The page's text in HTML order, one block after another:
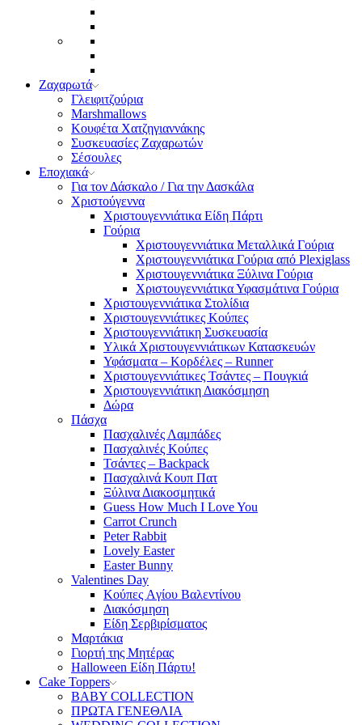
Ζαχαρωτά
Γλειφιτζούρια
Marshmallows
Κουφέτα Χατζηγιαννάκης
Συσκευασίες Ζαχαρωτών
Σέσουλες
Εποχιακά
Για τον Δάσκαλο / Για την Δασκάλα
Χριστούγεννα
Χριστουγεννιάτικα Είδη Πάρτι
Γούρια
Χριστουγεννιάτικα Μεταλλικά Γούρια
Χριστουγεννιάτικα Γούρια από Plexiglass
Χριστουγεννιάτικα Ξύλινα Γούρια
Χριστουγεννιάτικα Υφασμάτινα Γούρια
Χριστουγεννιάτικα Στολίδια
Χριστουγεννιάτικες Κούπες
Χριστουγεννιάτικη Συσκευασία
Υλικά Χριστουγεννιάτικων Κατασκευών
Υφάσματα – Κορδέλες – Runner
Χριστουγεννιάτικες Τσάντες – Πουγκιά
Χριστουγεννιάτικη Διακόσμηση
Δώρα
Πάσχα
Πασχαλινές Λαμπάδες
Πασχαλινές Κούπες
Τσάντες – Backpack
Πασχαλινά Κουπ Πατ
Ξύλινα Διακοσμητικά
Guess How Much I Love You
Carrot Crunch
Peter Rabbit
Lovely Easter
Easter Bunny
Valentines Day
Κούπες Aγίου Βαλεντίνου
Διακόσμηση
Είδη Σερβιρίσματος
Μαρτάκια
Γιορτή της Μητέρας
Halloween Είδη Πάρτυ!
Cake Toppers
BABY COLLECTION
ΠΡΩΤΑ ΓΕΝΕΘΛΙΑ